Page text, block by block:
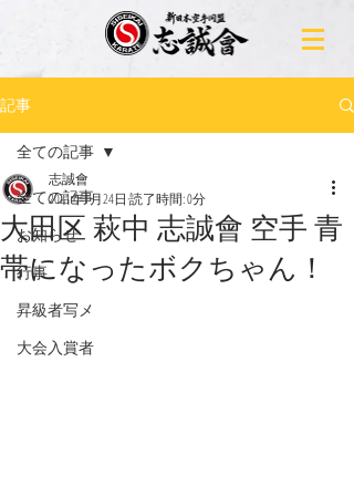
記事
全ての記事
お知らせ
行事
昇級者写メ
大会入賞者
全ての記事
大田区 萩中 志誠會 空手 青
帯になったボクちゃん！
志誠會
2021年1月24日 読了時間: 0分